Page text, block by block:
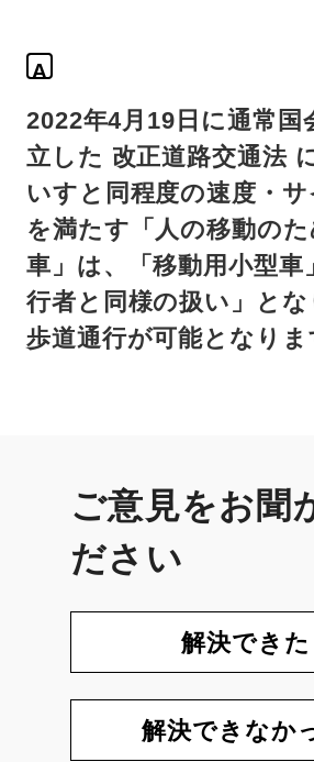
A
2022年4月19日に通常国
立した 改正道路交通法
いすと同程度の速度・
を満たす「人の移動の
車」は、「移動用小型車
行者と同様の扱い」とな
歩道通行が可能となりま
ご意見をお聞
ださい
解決できた
解決できなか